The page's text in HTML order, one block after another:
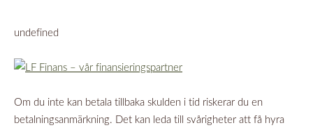
undefined
Om du inte kan betala tillbaka skulden i tid riskerar du en
betalningsanmärkning. Det kan leda till svårigheter att få hyra